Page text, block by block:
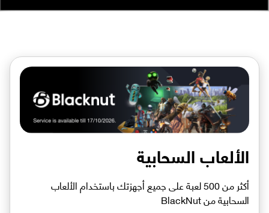
الألعاب السحابية
أكثر من 500 لعبة على جميع أجهزتك باستخدام الألعاب
السحابية من BlackNut